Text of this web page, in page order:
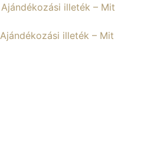
Ajándékozási illeték – Mit
Ajándékozási illeték – Mit